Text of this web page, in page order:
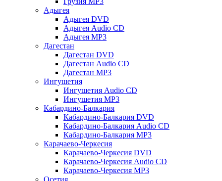
Адыгея
Адыгея DVD
Адыгея Audio CD
Адыгея MP3
Дагестан
Дагестан DVD
Дагестан Audio CD
Дагестан MP3
Ингушетия
Ингушетия Audio CD
Ингушетия MP3
Кабардино-Балкария
Кабардино-Балкария DVD
Кабардино-Балкария Audio CD
Кабардино-Балкария MP3
Карачаево-Черкесия
Карачаево-Черкесия DVD
Карачаево-Черкесия Audio CD
Карачаево-Черкесия MP3
Осетия